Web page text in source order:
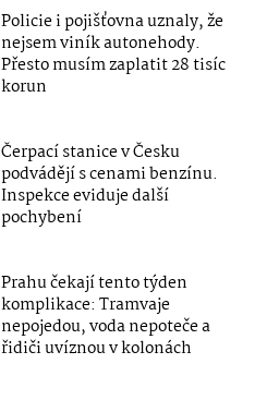
Policie i pojišťovna uznaly, že
nejsem viník autonehody.
Přesto musím zaplatit 28 tisíc
korun
Čerpací stanice v Česku
podvádějí s cenami benzínu.
Inspekce eviduje další
pochybení
Prahu čekají tento týden
komplikace: Tramvaje
nepojedou, voda nepoteče a
řidiči uvíznou v kolonách